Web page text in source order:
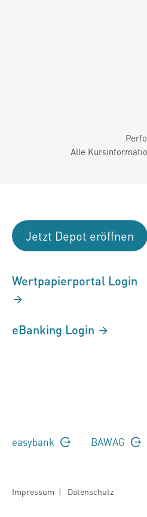
Alle
Jetzt Depot eröffnen
Wertpapierportal Login
eBanking Login
easybank BAWAG
Impressum | Datenschutz